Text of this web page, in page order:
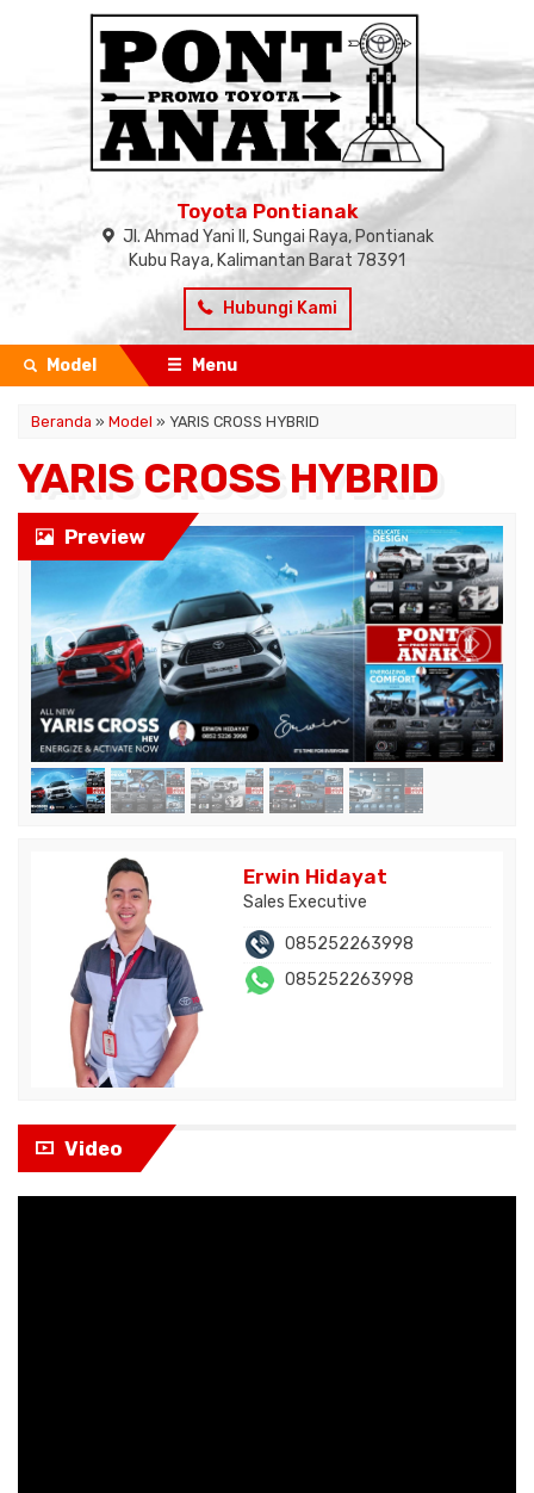
Toyota Pontianak
Jl. Ahmad Yani II, Sungai Raya, Pontianak
Kubu Raya, Kalimantan Barat 78391
Hubungi Kami
Model Menu
Beranda » Model » YARIS CROSS HYBRID
YARIS CROSS HYBRID
Preview
Erwin Hidayat
Sales Executive
085252263998
085252263998
Video